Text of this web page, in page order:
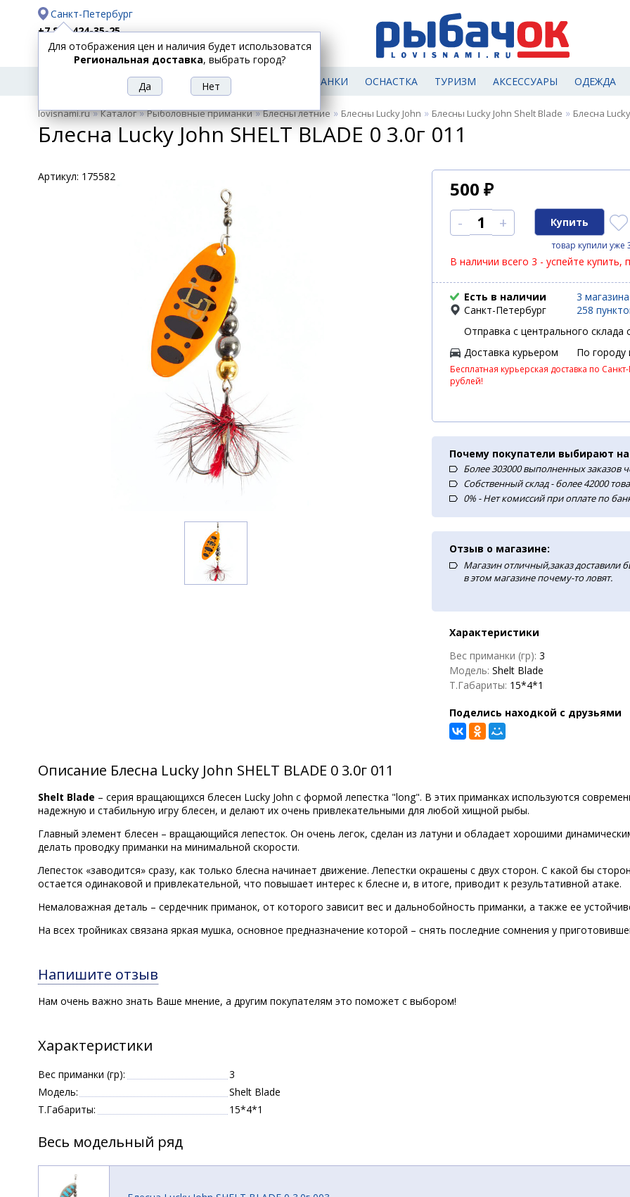
Санкт-Петербург
+7 812 424-35-25
Доставка
Оплата
Для отображения цен и наличия будет использоватся
Региональная доставка, выбрать город?
РЫБОЛОВНЫЕ
ТОВАРЫ
СПИННИНГИ КАТУШКИ ПРИМАНКИ ОСНАСТКА ТУРИЗМ АКСЕССУАРЫ ОДЕЖДА
lovisnami.ru»Каталог»Рыболовные приманки»Блесны летние » Блесны Lucky John » Блесны Lucky John Shelt Blade » Блесна Lucky
Блесна Lucky John SHELT BLADE 0 3.0г 011
Артикул: 175582
500 ₽
- +
товар купили уже
В наличии всего 3 - успейте купить,
Есть в наличии
3 магазина
Санкт-Петербург
258
Отправка с центрального склада
Доставка курьером
По городу
Бесплатная курьерская доставка по
рублей!
Почему покупатели выбирают
Более 303000 выполненных заказов
Собственный склад - более 42000
0% - Нет комиссий при оплате по
Отзыв о магазине:
Магазин отличный,заказ доставили
в этом магазине почему-то ловят.
Характеристики
Вес приманки (гр): 3
Модель: Shelt Blade
Т.Габариты: 15*4*1
Поделись находкой с друзьями
Описание Блесна Lucky John SHELT BLADE 0 3.0г 011
Shelt Blade – серия вращающихся блесен Lucky John с формой лепестка "long". В этих приманках используются
надежную и стабильную игру блесен, и делают их очень привлекательными для любой хищной рыбы.
Главный элемент блесен – вращающийся лепесток. Он очень легок, сделан из латуни и обладает хорошими
делать проводку приманки на минимальной скорости.
Лепесток «заводится» сразу, как только блесна начинает движение. Лепестки окрашены с двух сторон. С какой бы
остается одинаковой и привлекательной, что повышает интерес к блесне и, в итоге, приводит к результативной атаке.
Немаловажная деталь – сердечник приманок, от которого зависит вес и дальнобойность приманки, а также ее
На всех тройниках связана яркая мушка, основное предназначение которой – снять последние сомнения у
Напишите отзыв
Нам очень важно знать Ваше мнение, а другим покупателям это поможет с выбором!
Характеристики
Вес приманки (гр):
3
Модель:
Shelt Blade
Т.Габариты:
15*4*1
Весь модельный ряд